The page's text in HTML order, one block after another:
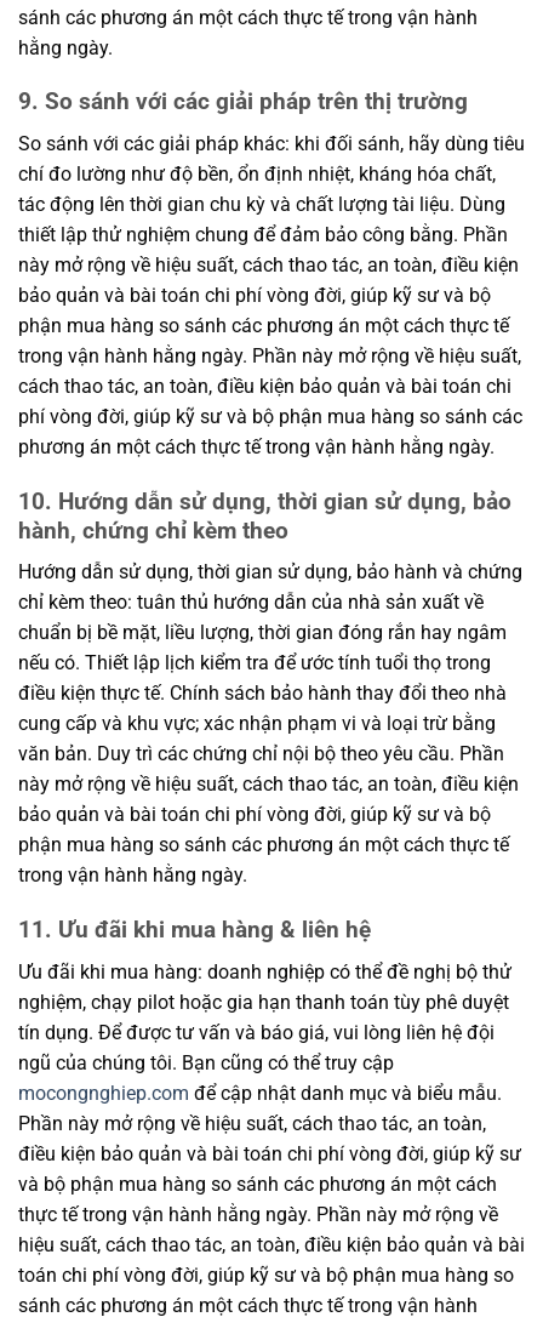
sánh các phương án một cách thực tế trong vận hành
hằng ngày.
9. So sánh với các giải pháp trên thị trường
So sánh với các giải pháp khác: khi đối sánh, hãy dùng tiêu
chí đo lường như độ bền, ổn định nhiệt, kháng hóa chất,
tác động lên thời gian chu kỳ và chất lượng tài liệu. Dùng
thiết lập thử nghiệm chung để đảm bảo công bằng. Phần
này mở rộng về hiệu suất, cách thao tác, an toàn, điều kiện
bảo quản và bài toán chi phí vòng đời, giúp kỹ sư và bộ
phận mua hàng so sánh các phương án một cách thực tế
trong vận hành hằng ngày. Phần này mở rộng về hiệu suất,
cách thao tác, an toàn, điều kiện bảo quản và bài toán chi
phí vòng đời, giúp kỹ sư và bộ phận mua hàng so sánh các
phương án một cách thực tế trong vận hành hằng ngày.
10. Hướng dẫn sử dụng, thời gian sử dụng, bảo
hành, chứng chỉ kèm theo
Hướng dẫn sử dụng, thời gian sử dụng, bảo hành và chứng
chỉ kèm theo: tuân thủ hướng dẫn của nhà sản xuất về
chuẩn bị bề mặt, liều lượng, thời gian đóng rắn hay ngâm
nếu có. Thiết lập lịch kiểm tra để ước tính tuổi thọ trong
điều kiện thực tế. Chính sách bảo hành thay đổi theo nhà
cung cấp và khu vực; xác nhận phạm vi và loại trừ bằng
văn bản. Duy trì các chứng chỉ nội bộ theo yêu cầu. Phần
này mở rộng về hiệu suất, cách thao tác, an toàn, điều kiện
bảo quản và bài toán chi phí vòng đời, giúp kỹ sư và bộ
phận mua hàng so sánh các phương án một cách thực tế
trong vận hành hằng ngày.
11. Ưu đãi khi mua hàng & liên hệ
Ưu đãi khi mua hàng: doanh nghiệp có thể đề nghị bộ thử
nghiệm, chạy pilot hoặc gia hạn thanh toán tùy phê duyệt
tín dụng. Để được tư vấn và báo giá, vui lòng liên hệ đội
ngũ của chúng tôi. Bạn cũng có thể truy cập
mocongnghiep.com để cập nhật danh mục và biểu mẫu.
Phần này mở rộng về hiệu suất, cách thao tác, an toàn,
điều kiện bảo quản và bài toán chi phí vòng đời, giúp kỹ sư
và bộ phận mua hàng so sánh các phương án một cách
thực tế trong vận hành hằng ngày. Phần này mở rộng về
hiệu suất, cách thao tác, an toàn, điều kiện bảo quản và bài
toán chi phí vòng đời, giúp kỹ sư và bộ phận mua hàng so
sánh các phương án một cách thực tế trong vận hành